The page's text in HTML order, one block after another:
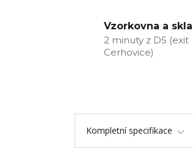
Vzorkovna a
2 minuty z D5 (exit
Cerhovice)
Kompletní specifikace